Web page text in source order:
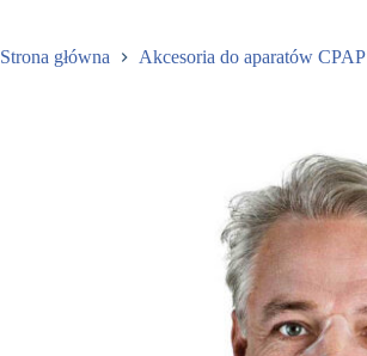
Strona główna Akcesoria do aparatów CPAP